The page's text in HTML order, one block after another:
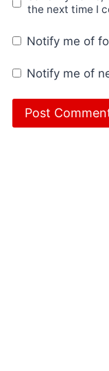
the next time I
Notify me of
Notify me of